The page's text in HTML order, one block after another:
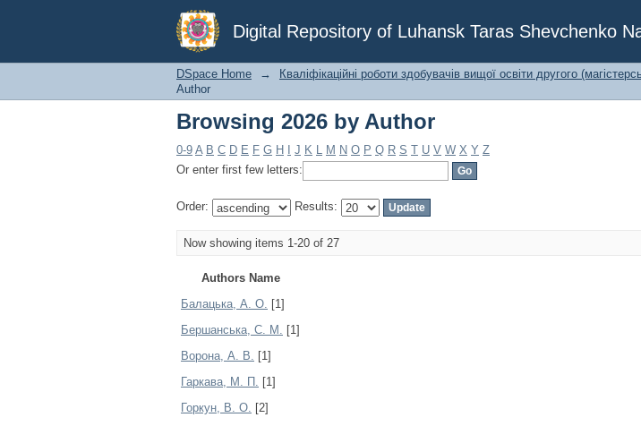
Digital Repository of Luhansk Taras Shevchenko
Browsing 2026 by Author
DSpace Home → Кваліфікаційні роботи здобувачів вищої освіти другого
Author
Browsing 2026 by Author
0-9 A B C D E F G H J K L M N O P Q R S T U V W X Y Z
Or enter first few letters:
Order: Results:
Now showing items 1-20 of 27
Authors Name
Балацька, А. О. [1]
Бершанська, С. М. [1]
Ворона, А. В. [1]
Гаркава, М. П. [1]
Горкун, В. О. [2]